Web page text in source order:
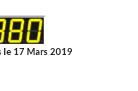
le 17 Mars 2019